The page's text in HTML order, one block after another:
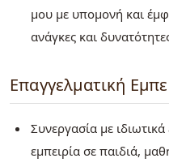
μου με υπομονή και
ανάγκες και
Επαγγελματική
Συνεργασία με
εμπειρία σε παιδιά,